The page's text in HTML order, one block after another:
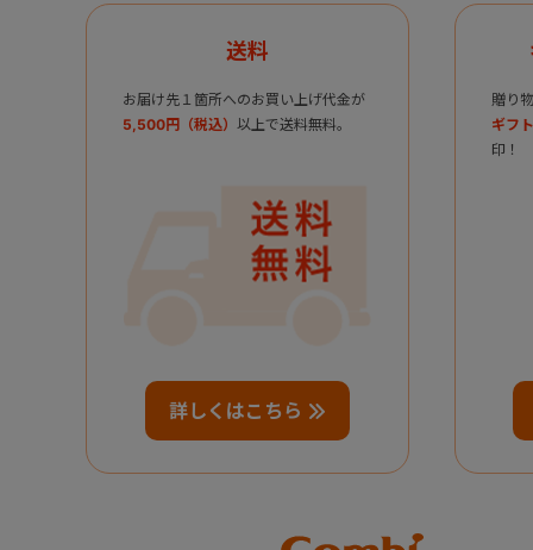
送料
お届け先１箇所へのお買い上げ代金が
5,500円（税込） 以上で送料無料。
詳しくはこちら
贈り
ギフ
印！
Combi